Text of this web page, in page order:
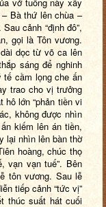
vở tuồng này xây
Bà thứ lên chùa –
cảnh “định đô”,
gọi là Tôn vương.
dọc từ võ ca lên
sáng để nghinh
tế cầm lọng che ấn
trao cho vị trưởng
hô lớn “phản tiền vi
không được nhìn
kiếm lên án tiền,
lại nhìn lên bàn thờ
hoàng, chúc thọ
vạn vạn tuế”. Bên
tôn vương. Sau lễ
tiếp cảnh “tức vị”
thúc suất hát cuối